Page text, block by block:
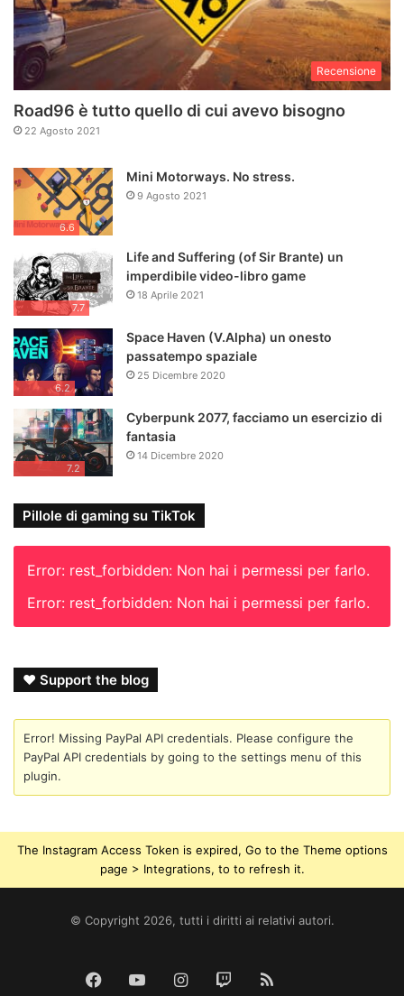
Recensione
Road96 è tutto quello di cui avevo bisogno
22 Agosto 2021
6.6
Mini Motorways. No stress.
9 Agosto 2021
7.7
Life and Suffering (of Sir Brante) un
imperdibile video-libro game
18 Aprile 2021
6.2
Space Haven (V.Alpha) un onesto
passatempo spaziale
25 Dicembre 2020
7.2
Cyberpunk 2077, facciamo un esercizio di
fantasia
14 Dicembre 2020
Pillole di gaming su TikTok
Error: rest_forbidden: Non hai i permessi per farlo.
Error: rest_forbidden: Non hai i permessi per farlo.
❤ Support the blog
Error! Missing PayPal API credentials. Please configure the
PayPal API credentials by going to the settings menu of this
plugin.
The Instagram Access Token is expired, Go to the Theme options
page > Integrations, to to refresh it.
© Copyright 2026, tutti i diritti ai relativi autori.
FacebookYouTubeInstagram
Twitch